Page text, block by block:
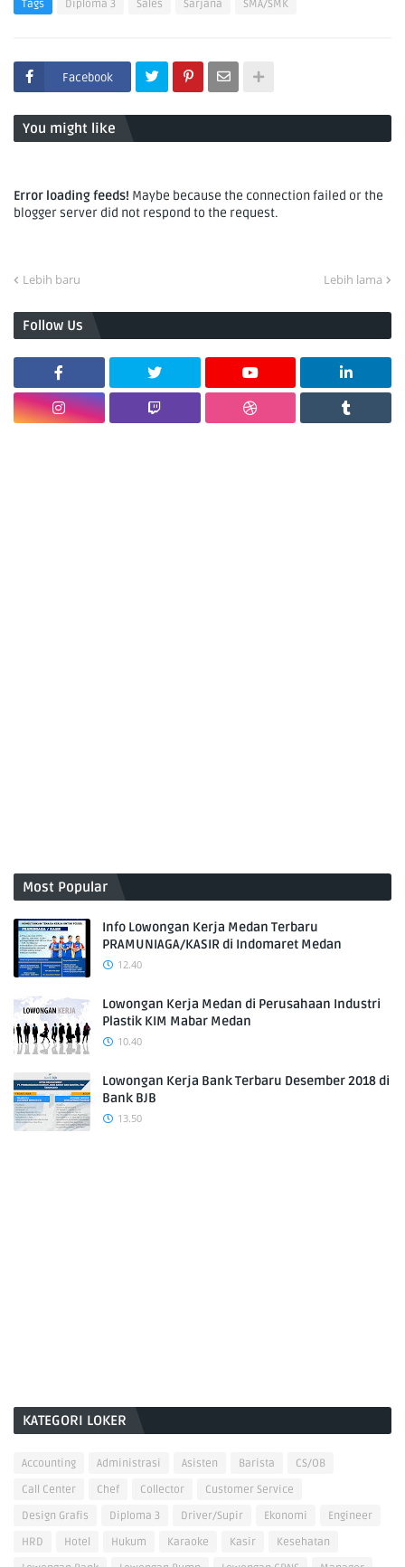
Tags Diploma 3 Sales Sarjana SMA/SMK
Facebook
You might like
Error loading feeds! Maybe because the connection failed or the
blogger server did not respond to the request.
Lebih baru Lebih lama
Follow Us
Most Popular
Info Lowongan Kerja Medan Terbaru
PRAMUNIAGA/KASIR di Indomaret Medan
12.40
Lowongan Kerja Medan di Perusahaan Industri
Plastik KIM Mabar Medan
10.40
Lowongan Kerja Bank Terbaru Desember 2018 di
Bank BJB
13.50
KATEGORI LOKER
Accounting Administrasi Asisten Barista
CS/OB
Call Center
Chef Collector
Customer Service
Design Grafis
Diploma 3 Driver/Supir Ekonomi
Engineer
HRD
Hotel Hukum Karaoke Kasir
Kesehatan